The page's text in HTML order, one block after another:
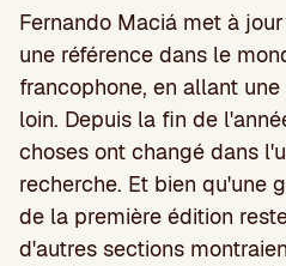
Fernando Maciá met à
une référence dans le
francophone, en allant
loin. Depuis la fin de
choses ont changé dans
recherche. Et bien qu'une
de la première édition
d'autres sections